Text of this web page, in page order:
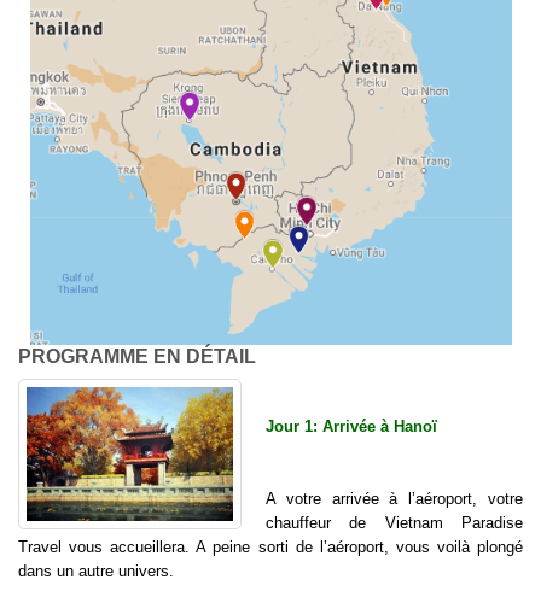
PROGRAMME EN DÉTAIL
Jour 1: Arrivée à Hanoï
A votre arrivée à l’aéroport, votre
chauffeur de Vietnam Paradise
Travel vous accueillera. A peine sorti de l’aéroport, vous voilà plongé
dans un autre univers.